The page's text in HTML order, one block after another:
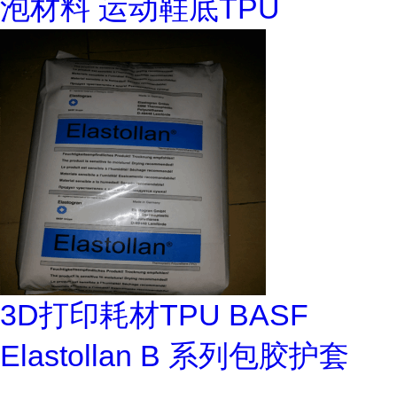
泡材料 运动鞋底TPU
3D打印耗材TPU BASF
Elastollan B 系列包胶护套